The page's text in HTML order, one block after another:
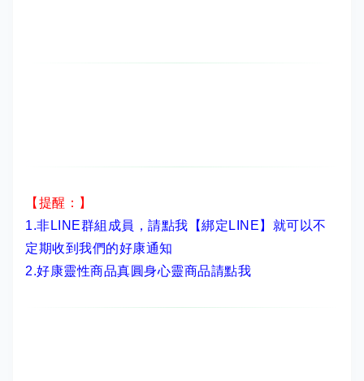
【提醒：】
1.非LINE群組成員， 請點我【綁定LINE】 就可以不
定期收到我們的好康通知
2.好康靈性商品真圓身心靈商品請點我